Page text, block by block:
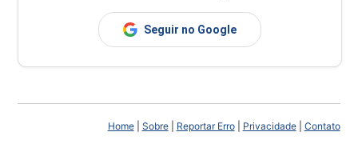
Seguir no Google
Home| Sobre| Reportar Erro| Privacidade| Contato